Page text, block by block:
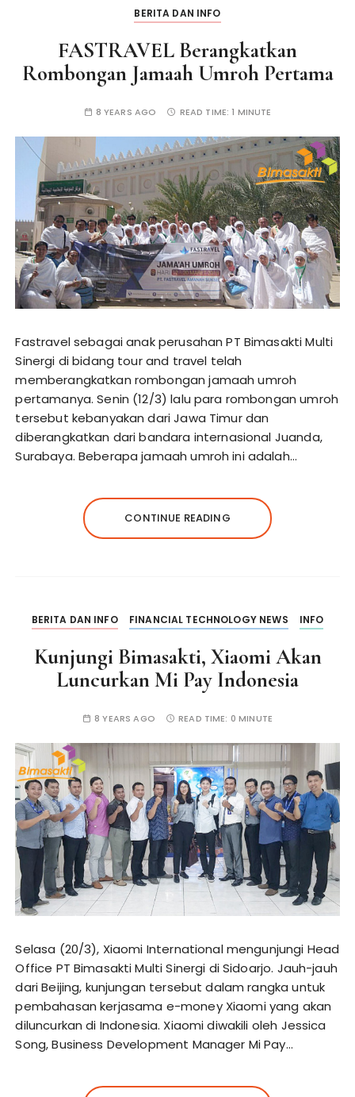
BERITA DAN INFO
FASTRAVEL Berangkatkan
Rombongan Jamaah Umroh Pertama
8 YEARS AGO READ TIME:1 MINUTE
Fastravel sebagai anak perusahan PT Bimasakti Multi
Sinergi di bidang tour and travel telah
memberangkatkan rombongan jamaah umroh
pertamanya. Senin (12/3) lalu para rombongan umroh
tersebut kebanyakan dari Jawa Timur dan
diberangkatkan dari bandara internasional Juanda,
Surabaya. Beberapa jamaah umroh ini adalah…
CONTINUE READING
BERITA DAN INFO FINANCIAL TECHNOLOGY NEWS INFO
Kunjungi Bimasakti, Xiaomi Akan
Luncurkan Mi Pay Indonesia
8 YEARS AGO READ TIME: 0 MINUTE
Selasa (20/3), Xiaomi International mengunjungi Head
Office PT Bimasakti Multi Sinergi di Sidoarjo. Jauh-jauh
dari Beijing, kunjungan tersebut dalam rangka untuk
pembahasan kerjasama e-money Xiaomi yang akan
diluncurkan di Indonesia. Xiaomi diwakili oleh Jessica
Song, Business Development Manager Mi Pay…